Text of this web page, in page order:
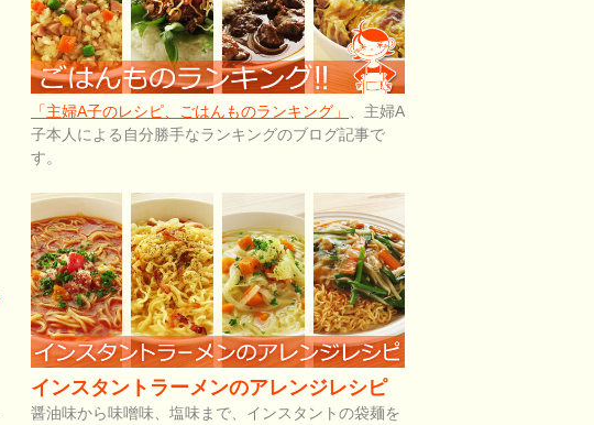
「主婦A子のレシピ、ごはんものランキング」
、主婦A
子本人による自分勝手なランキングのブログ記事で
す。
インスタントラーメンのアレンジレシピ
醤油味から味噌味、塩味まで、インスタントの袋麺を